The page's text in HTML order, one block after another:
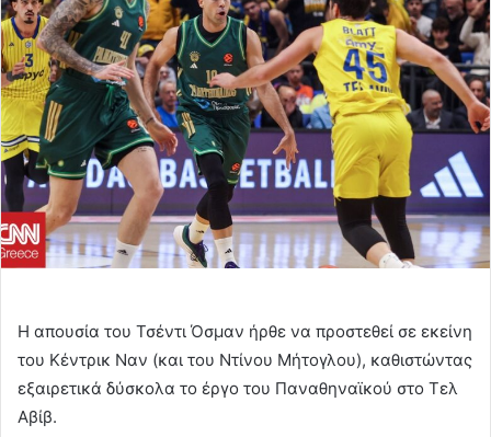
Η απουσία του Τσέντι Όσμαν ήρθε να προστεθεί σε εκείνη
του Κέντρικ Ναν (και του Ντίνου Μήτογλου), καθιστώντας
εξαιρετικά δύσκολα το έργο του Παναθηναϊκού στο Τελ
Αβίβ.